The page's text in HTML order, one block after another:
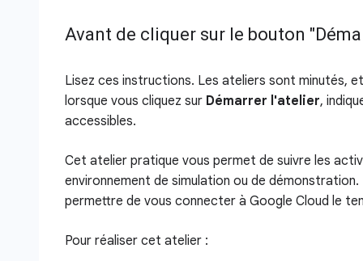
Avant de cliquer sur le bouton
Lisez ces instructions. Les ateliers sont minutés,
lorsque vous cliquez sur Démarrer l'atelier,
accessibles.
Cet atelier pratique vous permet de suivre les
environnement de simulation ou de
permettre de vous connecter à Google Cloud le
Pour réaliser cet atelier :